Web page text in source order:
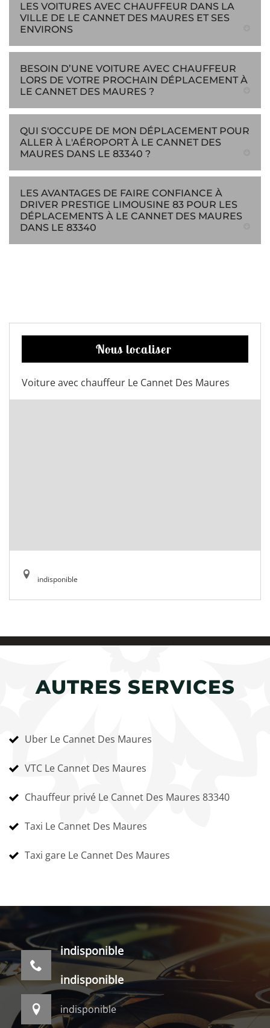
LES VOITURES AVEC CHAUFFEUR DANS LA
VILLE DE LE CANNET DES MAURES ET SES
ENVIRONS
BESOIN D’UNE VOITURE AVEC CHAUFFEUR
LORS DE VOTRE PROCHAIN DÉPLACEMENT À
LE CANNET DES MAURES ?
QUI S'OCCUPE DE MON DÉPLACEMENT POUR
ALLER À L'AÉROPORT À LE CANNET DES
MAURES DANS LE 83340 ?
LES AVANTAGES DE FAIRE CONFIANCE À
DRIVER PRESTIGE LIMOUSINE 83 POUR LES
DÉPLACEMENTS À LE CANNET DES MAURES
DANS LE 83340
Nous localiser
Voiture avec chauffeur Le Cannet Des Maures
indisponible
AUTRES SERVICES
Uber Le Cannet Des Maures
VTC Le Cannet Des Maures
Chauffeur privé Le Cannet Des Maures 83340
Taxi Le Cannet Des Maures
Taxi gare Le Cannet Des Maures
indisponible
indisponible
indisponible